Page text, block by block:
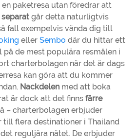
paketresa utan föredrar att
går detta naturligtvis
fall exempelvis vända dig till
eller Sembo där du hittar ett
de mest populära resmålen i
charterbolagen när det är dags
kan göra att du kommer
Nackdelen med att boka
är dock att det finns färre
– charterbolagen erbjuder
till flera destinationer i Thailand
reguljära nätet. De erbjuder